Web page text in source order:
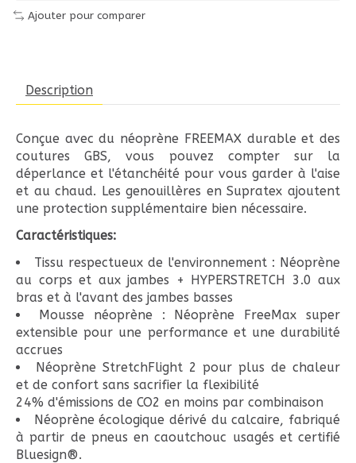
Ajouter pour comparer
Description
Conçue avec du néoprène FREEMAX durable et des
coutures GBS, vous pouvez compter sur la
déperlance et l'étanchéité pour vous garder à l'aise
et au chaud. Les genouillères en Supratex ajoutent
une protection supplémentaire bien nécessaire.
Caractéristiques:
Tissu respectueux de l'environnement : Néoprène
au corps et aux jambes + HYPERSTRETCH 3.0 aux
bras et à l'avant des jambes basses
Mousse néoprène : Néoprène FreeMax super
extensible pour une performance et une durabilité
accrues
Néoprène StretchFlight 2 pour plus de chaleur
et de confort sans sacrifier la flexibilité
24% d'émissions de CO2 en moins par combinaison
Néoprène écologique dérivé du calcaire, fabriqué
à partir de pneus en caoutchouc usagés et certifié
Bluesign®.